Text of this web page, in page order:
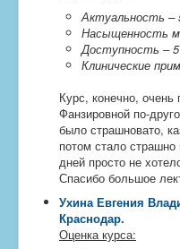
Актуальность –
Насыщенность
Доступность – 5
Клинические
Курс, конечно,
Фанзировной по-
было страшновато,
потом стало страшно
дней просто не
Спасибо большое
Ухина Евгения
Краснодар.
Оценка курса: